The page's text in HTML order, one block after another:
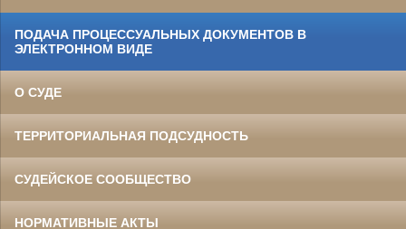
ПОДАЧА ПРОЦЕССУАЛЬНЫХ ДОКУМЕНТОВ В
ЭЛЕКТРОННОМ ВИДЕ
О СУДЕ
ТЕРРИТОРИАЛЬНАЯ ПОДСУДНОСТЬ
СУДЕЙСКОЕ СООБЩЕСТВО
НОРМАТИВНЫЕ АКТЫ